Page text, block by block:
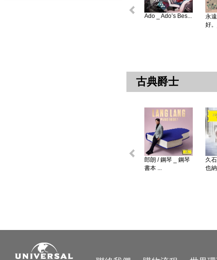
Ado _ Ado’s Bes...
永
好
古典爵士
郎朗 / 鋼琴 _ 鋼琴
書本 ...
久
也